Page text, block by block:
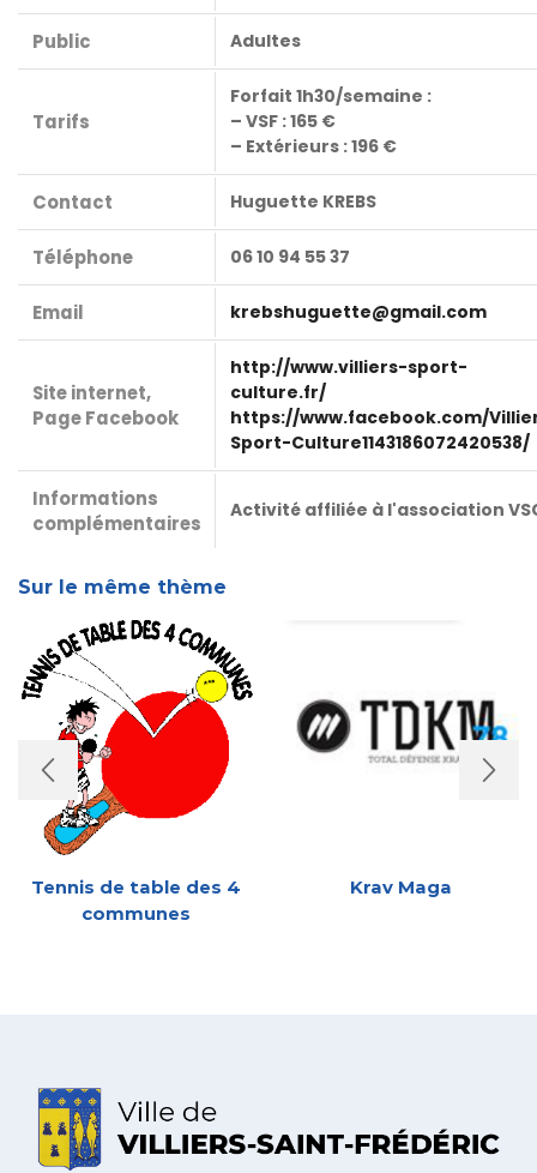
Public Adultes
Tarifs
Forfait 1h30/semaine :
– VSF : 165 €
– Extérieurs : 196 €
Contact Huguette KREBS
Téléphone 06 10 94 55 37
Email krebshuguette@gmail.com
Site internet,
Page Facebook
http://www.villiers-sport-
culture.fr/
https://www.facebook.com/
Sport-Culture1143186072420538/
Informations
complémentaires
Activité affiliée à l'association
Sur le même thème
Tennis de table des 4
communes
Krav Maga